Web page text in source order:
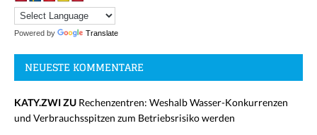
Powered by Translate
NEUESTE KOMMENTARE
KATY.ZWI ZU Rechenzentren: Weshalb Wasser-Konkurrenzen
und Verbrauchsspitzen zum Betriebsrisiko werden